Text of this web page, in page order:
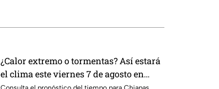
¿Calor extremo o tormentas? Así estará
el clima este viernes 7 de agosto en